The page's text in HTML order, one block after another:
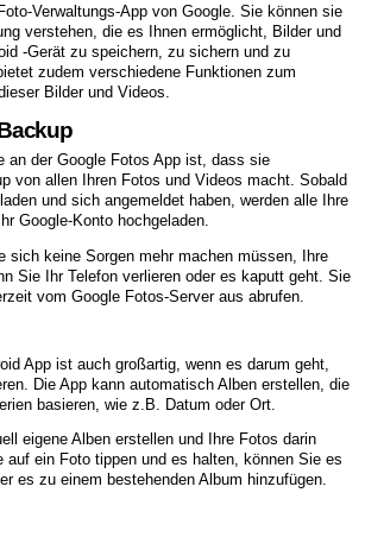
Verwaltungs-App von Google. Sie können sie
verstehen, die es Ihnen ermöglicht, Bilder und
-Gerät zu speichern, zu sichern und zu
zudem verschiedene Funktionen zum
Bilder und Videos.
an der Google Fotos App ist, dass sie
von allen Ihren Fotos und Videos macht. Sobald
und sich angemeldet haben, werden alle Ihre
Google-Konto hochgeladen.
sich keine Sorgen mehr machen müssen, Ihre
Sie Ihr Telefon verlieren oder es kaputt geht. Sie
vom Google Fotos-Server aus abrufen.
App ist auch großartig, wenn es darum geht,
Die App kann automatisch Alben erstellen, die
basieren, wie z.B. Datum oder Ort.
eigene Alben erstellen und Ihre Fotos darin
auf ein Foto tippen und es halten, können Sie es
es zu einem bestehenden Album hinzufügen.